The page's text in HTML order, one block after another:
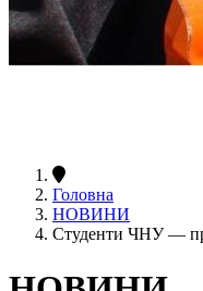
Головна
НОВИНИ
Студенти ЧНУ —